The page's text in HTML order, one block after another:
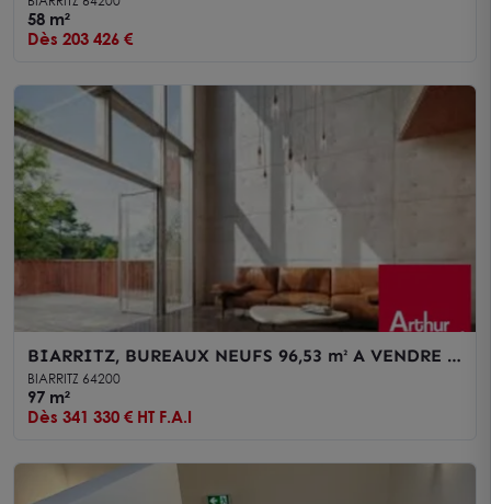
58 m²
Dès 203 426 €
BIARRITZ, BUREAUX NEUFS 96,53 m² A VENDRE -
QUARTIER AEROPORT
BIARRITZ 64200
97 m²
Dès 341 330 € HT F.A.I